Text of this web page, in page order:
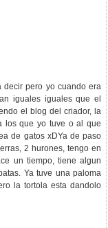
decir pero yo cuando era
iguales iguales que el
el blog del criador, la
los que yo tuve o al que
de gatos xDYa de paso
2 hurones, tengo en
un tiempo, tiene algun
Ya tuve una paloma
la tortola esta dandolo